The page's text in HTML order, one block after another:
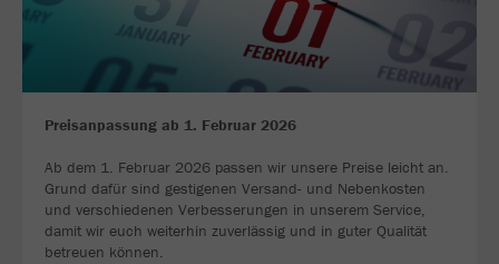
Preisanpassung ab 1. Februar 2026
Ab dem 1. Februar 2026 passen wir unsere Preise leicht an.
Grund dafür sind gestigenen Versand- und Nebenkosten
und verschiedenen Verbesserungen in unserem Service,
damit wir euch weiterhin zuverlässig und in guter Qualität
betreuen können.